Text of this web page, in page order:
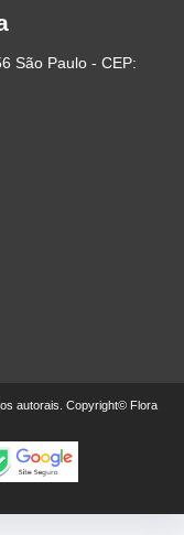
São Paulo - CEP:
autorais. Copyright© Flora